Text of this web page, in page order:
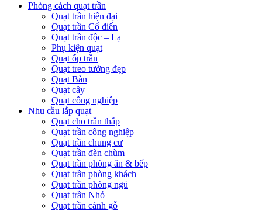
Phòng cách quạt trần
Quạt trần hiện đại
Quạt trần Cổ điển
Quạt trần độc – Lạ
Phụ kiện quạt
Quạt ốp trần
Quạt treo tường đẹp
Quạt Bàn
Quạt cây
Quạt công nghiệp
Nhu cầu lắp quạt
Quạt cho trần thấp
Quạt trần công nghiệp
Quạt trần chung cư
Quạt trần đèn chùm
Quạt trần phòng ăn & bếp
Quạt trần phòng khách
Quạt trần phòng ngủ
Quạt trần Nhỏ
Quạt trần cánh gỗ